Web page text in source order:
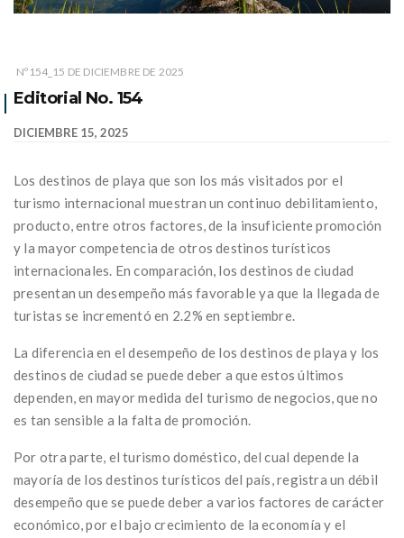
Nº154_15 DE DICIEMBRE DE 2025
Editorial No. 154
DICIEMBRE 15, 2025
Los destinos de playa que son los más visitados por el
turismo internacional muestran un continuo debilitamiento,
producto, entre otros factores, de la insuficiente promoción
y la mayor competencia de otros destinos turísticos
internacionales. En comparación, los destinos de ciudad
presentan un desempeño más favorable ya que la llegada de
turistas se incrementó en 2.2% en septiembre.
La diferencia en el desempeño de los destinos de playa y los
destinos de ciudad se puede deber a que estos últimos
dependen, en mayor medida del turismo de negocios, que no
es tan sensible a la falta de promoción.
Por otra parte, el turismo doméstico, del cual depende la
mayoría de los destinos turísticos del país, registra un débil
desempeño que se puede deber a varios factores de carácter
económico, por el bajo crecimiento de la economía y el